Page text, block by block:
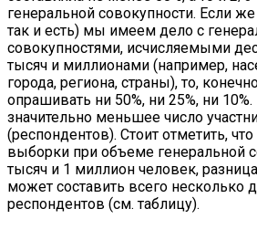
генеральной совокупности. Если
так и есть) мы имеем дело с
совокупностями, исчисляемыми
тысяч и миллионами (например,
города, региона, страны), то,
опрашивать ни 50%, ни 25%, ни
значительно меньшее число
(респондентов). Стоит отметить,
выборки при объеме генеральной
тысяч и 1 миллион человек,
может составить всего несколько
респондентов (см. таблицу).